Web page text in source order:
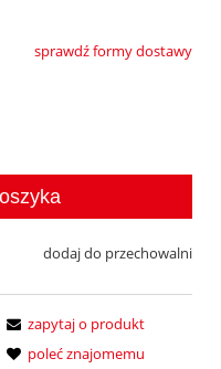
płatności
sprawdź formy dostawy
dodaj do przechowalni
zapytaj o produkt
poleć znajomemu